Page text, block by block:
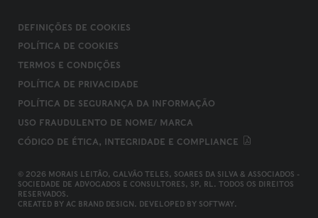
DEFINIÇÕES DE COOKIES
POLÍTICA DE COOKIES
TERMOS E CONDIÇÕES
POLÍTICA DE PRIVACIDADE
POLÍTICA DE SEGURANÇA DA INFORMAÇÃO
USO FRAUDULENTO DE NOME/ MARCA
CÓDIGO DE ÉTICA, INTEGRIDADE E COMPLIANCE
© 2026 MORAIS LEITÃO, GALVÃO TELES, SOARES DA SILVA & ASSOCIADOS -
SOCIEDADE DE ADVOGADOS E CONSULTORES, SP, RL. TODOS OS DIREITOS
RESERVADOS.
CREATED BY AC BRAND DESIGN. DEVELOPED BY SOFTWAY.